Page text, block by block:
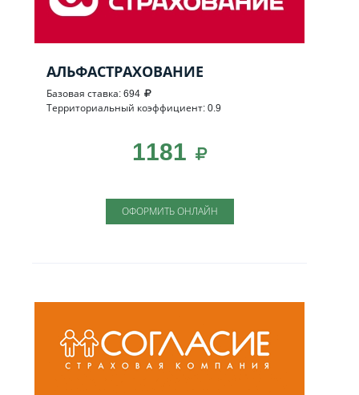
АЛЬФАСТРАХОВАНИЕ
Базовая ставка: 694
Территориальный коэффициент: 0.9
1181
ОФОРМИТЬ ОНЛАЙН